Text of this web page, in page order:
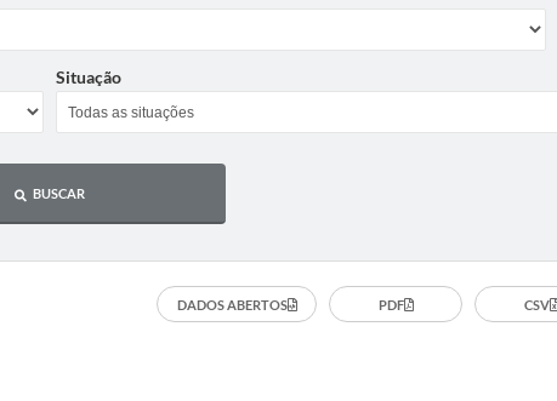
Situação
BUSCAR
DADOS ABERTOS PDF CSV